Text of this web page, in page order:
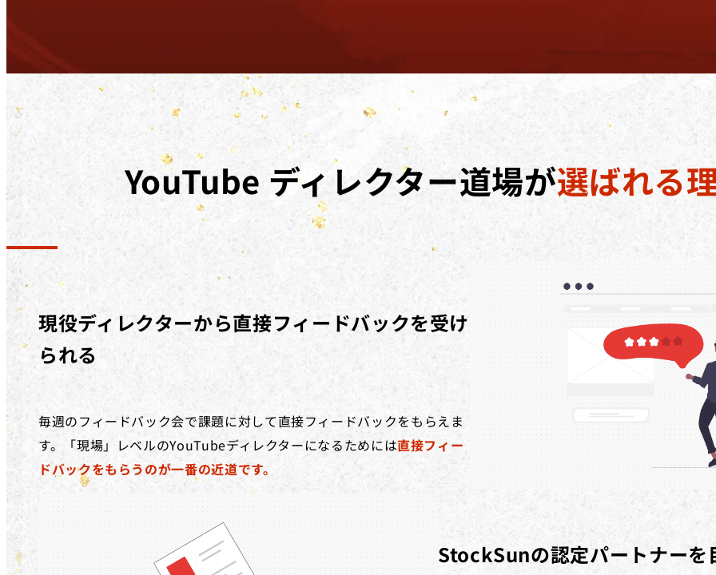
YouTubeディレクター道場が選ばれる
現役ディレクターから直接フィードバックを受け
られる
毎週のフィードバック会で課題に対して直接フィードバックをもらえま
す。「現場」レベルのYouTubeディレクターになるためには直接フィー
ドバックをもらうのが一番の近道です。
StockSunの認定パートナーを